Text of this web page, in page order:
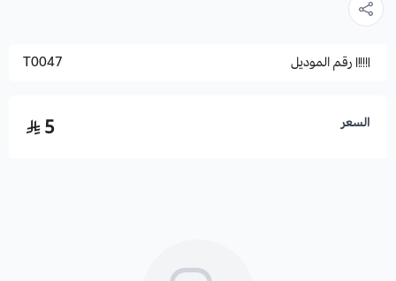
رقم الموديل T0047
السعر 5